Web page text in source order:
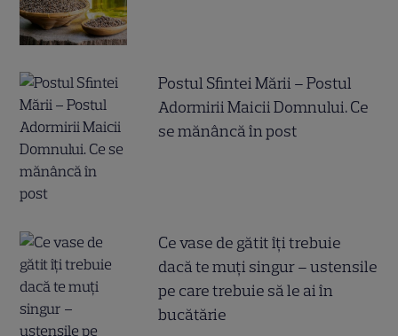
Postul Sfintei Mării – Postul
Adormirii Maicii Domnului. Ce
se mănâncă în post
Ce vase de gătit îți trebuie
dacă te muți singur – ustensile
pe care trebuie să le ai în
bucătărie